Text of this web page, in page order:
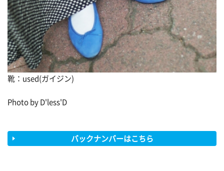
靴：used(ガイジン)
Photo by D'less'D
バックナンバーはこちら